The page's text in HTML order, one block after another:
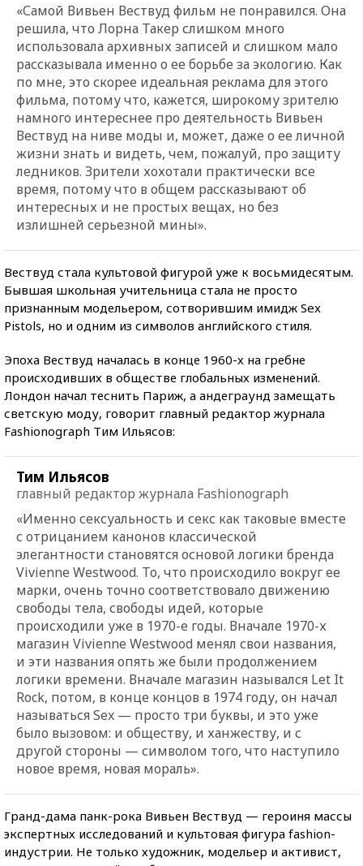
«Самой Вивьен Вествуд фильм не понравился. Она
решила, что Лорна Такер слишком много
использовала архивных записей и слишком мало
рассказывала именно о ее борьбе за экологию. Как
по мне, это скорее идеальная реклама для этого
фильма, потому что, кажется, широкому зрителю
намного интереснее про деятельность Вивьен
Вествуд на ниве моды и, может, даже о ее личной
жизни знать и видеть, чем, пожалуй, про защиту
ледников. Зрители хохотали практически все
время, потому что в общем рассказывают об
интересных и не простых вещах, но без
излишней серьезной мины».
Вествуд стала культовой фигурой уже к восьмидесятым.
Бывшая школьная учительница стала не просто
признанным модельером, сотворившим имидж Sex
Pistols, но и одним из символов английского стиля.
Эпоха Вествуд началась в конце 1960-х на гребне
происходивших в обществе глобальных изменений.
Лондон начал теснить Париж, а андеграунд замещать
светскую моду, говорит главный редактор журнала
Fashionograph Тим Ильясов:
Тим Ильясов
главный редактор журнала Fashionograph
«Именно сексуальность и секс как таковые вместе
с отрицанием канонов классической
элегантности становятся основой логики бренда
Vivienne Westwood. То, что происходило вокруг ее
марки, очень точно соответствовало движению
свободы тела, свободы идей, которые
происходили уже в 1970-е годы. Вначале 1970-х
магазин Vivienne Westwood менял свои названия,
и эти названия опять же были продолжением
логики времени. Вначале магазин назывался Let It
Rock, потом, в конце концов в 1974 году, он начал
называться Sex — просто три буквы, и это уже
было вызовом: и обществу, и ханжеству, и с
другой стороны — символом того, что наступило
новое время, новая мораль».
Гранд-дама панк-рока Вивьен Вествуд — героиня массы
экспертных исследований и культовая фигура fashion-
индустрии. Не только художник, модельер и активист,